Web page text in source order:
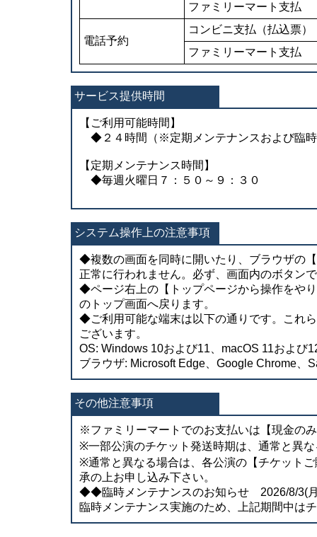
ファミリーマート支払
電話予約
コンビニ支払（払込票）
ファミリーマート支払
サービス提供時間
【ご利用可能時間】
◆２４時間（※定期メンテナンスおよび臨時
【定期メンテナンス時間】
◆毎週火曜日７：５０～９：３０
システム操作上の注意事項
◆複数の画面を同時に開いたり、ブラウザの
正常に行われません。必ず、画面内のボタン
◆ページ右上の【トップページから操作をや
のトップ画面へ戻ります。
◆ご利用可能な端末は以下の通りです。これ
ございます。
OS: Windows 10および11、macOS 11および
ブラウザ: Microsoft Edge、Google Chrome、
その他注意事項
※ファミリーマートでのお支払いは【現金の
※一部公演のチケット発送時期は、通常と異
※通常と異なる場合は、各公演の【チケット
承の上お申し込み下さい。
◆◆臨時メンテナンスのお知らせ 2026/8/3(月
臨時メンテナンス実施のため、上記期間中は